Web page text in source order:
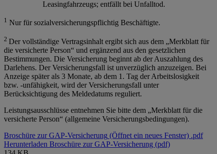
Leasingfahrzeugs; entfällt bei Unfalltod.
1 Nur für sozialversicherungspflichtig Beschäftigte.
2 Der vollständige Vertragsinhalt ergibt sich aus dem „Merkblatt für
die versicherte Person“ und ergänzend aus den gesetzlichen
Bestimmungen. Die Versicherung beginnt ab der Auszahlung des
Darlehens. Der Versicherungsfall ist unverzüglich anzuzeigen. Bei
Anzeige später als 3 Monate, ab dem 1. Tag der Arbeitslosigkeit
bzw. -unfähigkeit, wird der Versicherungsfall unter
Berücksichtigung des Meldedatums reguliert.
Leistungsausschlüsse entnehmen Sie bitte dem „Merkblatt für die
versicherte Person“ (allgemeine Versicherungsbedingungen).
Broschüre zur GAP-Versicherung (Öffnet ein neues Fenster) .pdf
Herunterladen Broschüre zur GAP-Versicherung (pdf)